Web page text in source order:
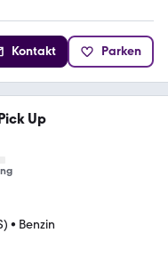
Kontakt Parken
Up
• Benzin